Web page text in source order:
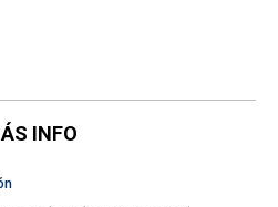
INFO